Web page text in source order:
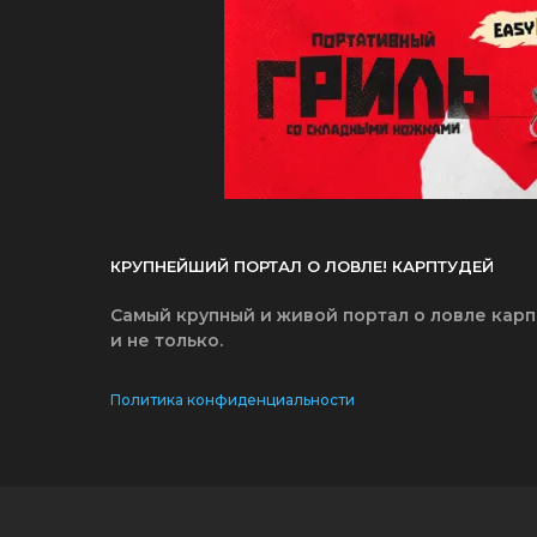
КРУПНЕЙШИЙ ПОРТАЛ О ЛОВЛЕ! КАРПТУДЕЙ
Самый крупный и живой портал о ловле
и не только.
Политика конфиденциальности